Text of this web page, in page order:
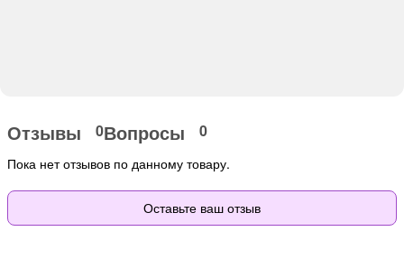
Отзывы 0Вопросы 0
Пока нет отзывов по данному товару.
Оставьте ваш отзыв